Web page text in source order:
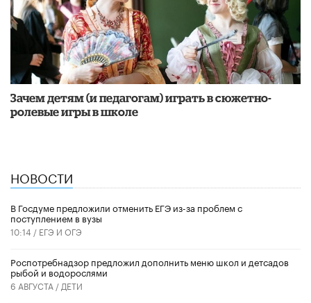
Зачем детям (и педагогам) играть в сюжетно-
ролевые игры в школе
НОВОСТИ
В Госдуме предложили отменить ЕГЭ из-за проблем с
поступлением в вузы
10:14 / ЕГЭ И ОГЭ
Роспотребнадзор предложил дополнить меню школ и детсадов
рыбой и водорослями
6 АВГУСТА / ДЕТИ